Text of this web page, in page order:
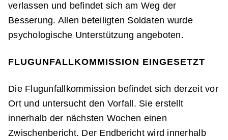
verlassen und befindet sich am Weg der
Besserung. Allen beteiligten Soldaten wurde
psychologische Unterstützung angeboten.
FLUGUNFALLKOMMISSION EINGESETZT
Die Flugunfallkommission befindet sich derzeit vor
Ort und untersucht den Vorfall. Sie erstellt
innerhalb der nächsten Wochen einen
Zwischenbericht. Der Endbericht wird innerhalb